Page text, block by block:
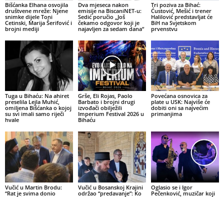
Bišćanka Elhana osvojila
društvene mreže: Njene
snimke dijele Toni
Cetinski, Marija Šerifović i
brojni mediji
Dva mjeseca nakon
emisije na BiscaniNET-u:
Sedić poručio „Još
čekamo odgovor koji je
najavljen za sedam dana“
Tri poziva za Bihać:
Ćustović, Mešić i trener
Halilović predstavljat će
BiH na Svjetskom
prvenstvu
Tuga u Bihaću: Na ahiret
preselila Lejla Muhić,
omiljena Bišćanka o kojoj
su svi imali samo riječi
hvale
Grše, Eli Rojas, Paolo
Barbato i brojni drugi
izvođači obilježili
Imperium Festival 2026 u
Bihaću
Povećana osnovica za
plate u USK: Najviše će
dobiti oni sa najvećim
primanjima
Vučić u Martin Brodu:
“Rat je svima donio
Vučić u Bosanskoj Krajini
održao “predavanje”: Ko
Oglasio se i Igor
Pečenković, muzičar koji